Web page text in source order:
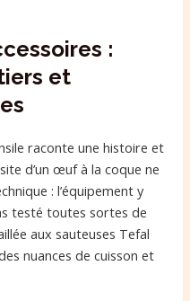
:
et
raconte une histoire et
d’un œuf à la coque ne
: l’équipement y
testé toutes sortes de
aux sauteuses Tefal
nuances de cuisson et